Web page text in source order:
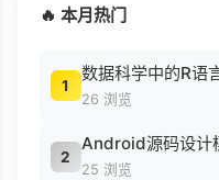
🔥 本月热门
1
26 浏览
2
25 浏览